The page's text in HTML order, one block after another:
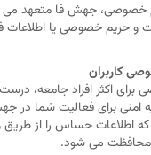
خصوصی، جهش فا متعهد می
حریم خصوصی یا اطلاعات
کاربران
برای اکثر افراد
برای فعالیت شما در
اطلاعات حساس را از طریق
محافظت می شود.